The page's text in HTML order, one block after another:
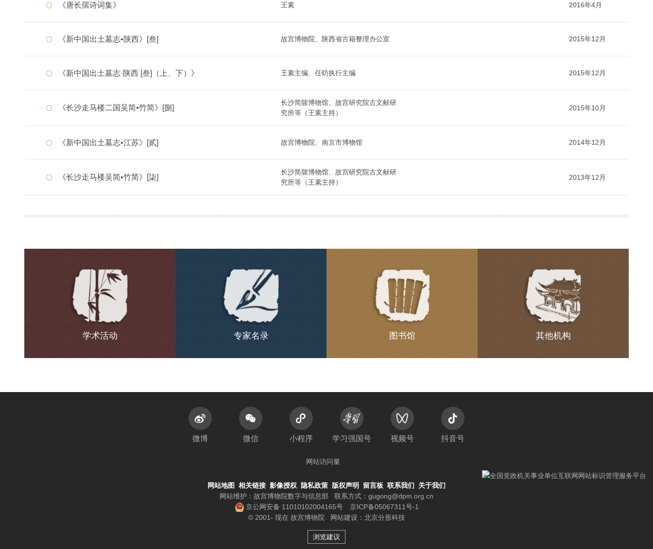
《唐长孺诗词集》 王素 2016年4月
《新中国出土墓志•陕西》[叁] 故宫博物院、陕西省古籍整理办公室 2015年12月
《新中国出土墓志·陕西 [叁]（上、下）》 王素主编、任昉执行主编 2015年12月
《长沙走马楼二国吴简•竹简》[捌]
长沙简牍博物馆、故宫研究院古文献研
究所等（王素主持）
2015年10月
《新中国出土墓志•江苏》[贰] 故宫博物院、南京市博物馆 2014年12月
《长沙走马楼吴简•竹简》[柒]
长沙简牍博物馆、故宫研究院古文献研
究所等（王素主持）
2013年12月
学术活动 专家名录 图书馆 其他机构
微博 微信 小程序 学习强国号 视频号 抖音号
网站访问量
网站地图 相关链接 影像授权 隐私政策 版权声明 留言板 联系我们
关于我们
网站维护：故宫博物院数字与信息部
联系方式： gugong@dpm.org.cn
京公网安备 11010102004165号
京ICP备05067311号-1
© 2001- 现在 故宫博物院
网站建设 ： 北京分形科技
浏览建议